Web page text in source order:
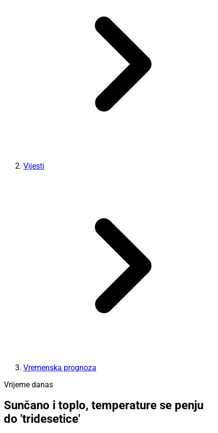
Vijesti
Vremenska prognoza
Vrijeme danas
Sunčano i toplo, temperature se penju
do 'tridesetice'